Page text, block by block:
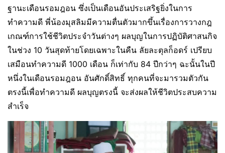
ฐานะเดือนรอมฎอน ซึ่งเป็นเดือนอันประเสริฐยิ่งในการ
ทำความดี พี่น้องมุสลิมมีความตื่นตัวมากขึ้นเรื่องการวางกฎ
เกณฑ์การใช้ชีวิตประจำวันต่างๆ ผลบุญในการปฏิบัติศาสนกิจ
ในช่วง 10 วันสุดท้ายโดยเฉพาะในคืน ลัยละตุลก็อดร์ เปรียบ
เสมือนทำความดี 1000 เดือน ก็เท่ากับ 84 ปีกว่าๆ ฉะนั้นในปี
หนึ่งในเดือนรอมฎอน อันศักดิ์สิทธิ์ ทุกคนที่จะมารวมตัวกัน
ตรงนี้เพื่อทำความดี ผลบุญตรงนี้ จะส่งผลให้ชีวิตประสบความ
สำเร็จ